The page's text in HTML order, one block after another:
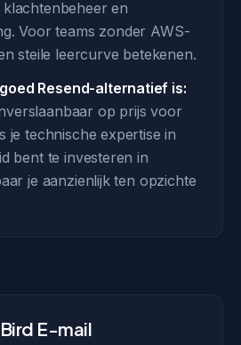
en
Voor teams zonder AWS-
steile leercurve betekenen.
Resend-alternatief is:
op prijs voor
je technische expertise in
bent te investeren in
je aanzienlijk ten opzichte
E-mail